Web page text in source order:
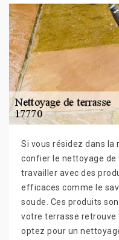
Si vous résidez dans la
confier le nettoyage de
travailler avec des
efficaces comme le
soude. Ces produits
votre terrasse retrouve
optez pour un